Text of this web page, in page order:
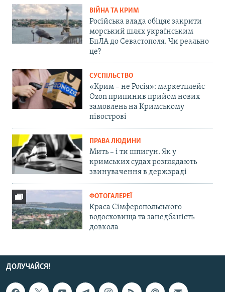
ВІЙНА ТА КРИМ
Російська влада обіцяє закрити
морський шлях українським
БпЛА до Севастополя. Чи реально
це?
СУСПІЛЬСТВО
«Крим – не Росія»: маркетплейс
Ozon припинив прийом нових
замовлень на Кримському
півострові
ПРАВА ЛЮДИНИ
Мить – і ти шпигун. Як у
кримських судах розглядають
звинувачення в держзраді
ФОТОГАЛЕРЕЇ
Краса Сімферопольського
водосховища та занедбаність
довкола
ДОЛУЧАЙСЯ!